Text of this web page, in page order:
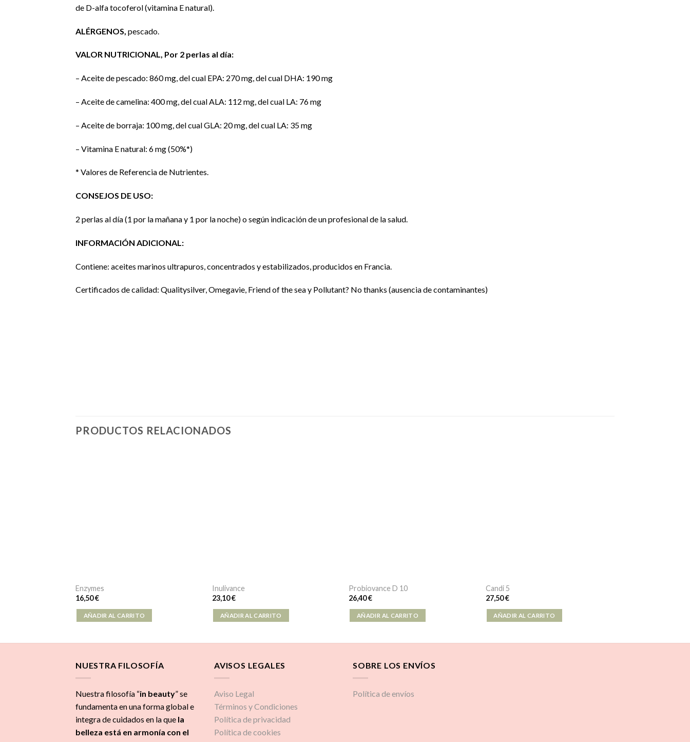
de D-alfa tocoferol (vitamina E natural).
ALÉRGENOS, pescado.
VALOR NUTRICIONAL, Por 2 perlas al día:
– Aceite de pescado: 860 mg, del cual EPA: 270 mg, del cual DHA: 190 mg
– Aceite de camelina: 400 mg, del cual ALA: 112 mg, del cual LA: 76 mg
– Aceite de borraja: 100 mg, del cual GLA: 20 mg, del cual LA: 35 mg
– Vitamina E natural: 6 mg (50%*)
* Valores de Referencia de Nutrientes.
CONSEJOS DE USO:
2 perlas al día (1 por la mañana y 1 por la noche) o según indicación de un profesional de la salud.
INFORMACIÓN ADICIONAL:
Contiene: aceites marinos ultrapuros, concentrados y estabilizados, producidos en Francia.
Certificados de calidad: Qualitysilver, Omegavie, Friend of the sea y Pollutant? No thanks (ausencia de contaminantes)
PRODUCTOS RELACIONADOS
Enzymes
16,50€
AÑADIR AL CARRITO
Inulivance
23,10€
AÑADIR AL CARRITO
Probiovance D 10
26,40€
AÑADIR AL CARRITO
Candi 5
27,50€
AÑADIR AL CARRITO
NUESTRA FILOSOFÍA
Nuestra filosofía “in beauty” se
fundamenta en una forma global e
integra de cuidados en la que la
belleza está en armonía con el
AVISOS LEGALES
Aviso Legal
Términos y Condiciones
Política de privacidad
Política de cookies
SOBRE LOS ENVÍOS
Política de envíos